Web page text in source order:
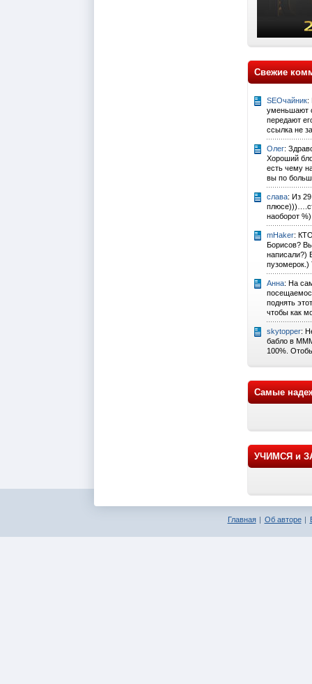
Свежие
SEOчайник:
уменьшают
передают
ссылка не
Олег:
Хороший
есть чему
вы по
слава: Из
наоборот %)
mHaker:
Борисов?
написали?)
пузомерок.)
Анна: На
поднять
чтобы как
skytopper:
бабло в
100%.
Самые
УЧИМСЯ и
Главная Об авторе